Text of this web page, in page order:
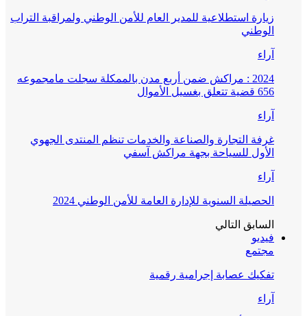
زيارة استطلاعية للمدير العام للأمن الوطني ولمراقبة التراب
الوطني
آراء
2024 : مراكش ضمن أربع مدن بالممكلة سجلت مامجموعه
656 قضية تتعلق بغسيل الأموال
آراء
غرفة التجارة والصناعة والخدمات تنظم المنتدى الجهوي
الأول للسياحة بجهة مراكش آسفي
آراء
الحصيلة السنوية للإدارة العامة للأمن الوطني 2024
السابق التالي
فيديو
مجتمع
تفكيك عصابة إجرامية رقمية
آراء